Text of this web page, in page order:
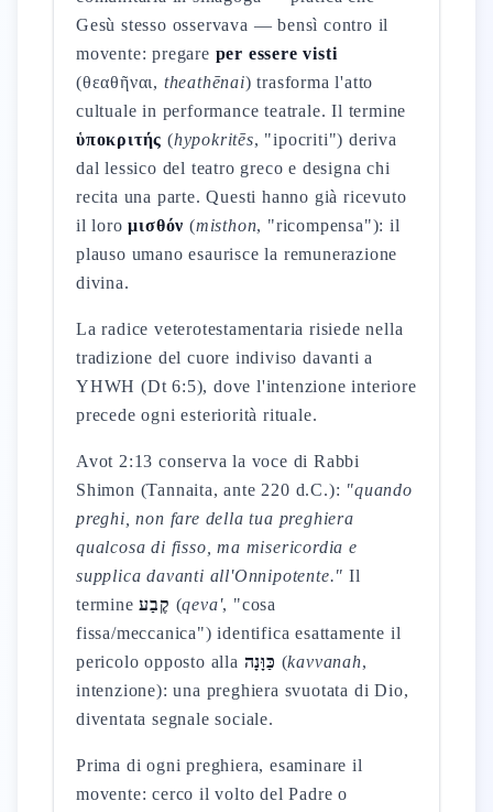
Gesù stesso osservava — bensì contro il
movente: pregare per essere visti
(θεαθῆναι, theathēnai) trasforma l'atto
cultuale in performance teatrale. Il termine
ὑποκριτής (hypokritēs, "ipocriti") deriva
dal lessico del teatro greco e designa chi
recita una parte. Questi hanno già ricevuto
il loroμισθόν (misthon, "ricompensa"): il
plauso umano esaurisce la remunerazione
divina.
La radice veterotestamentaria risiede nella
tradizione del cuore indiviso davanti a
YHWH (Dt 6:5), dove l'intenzione interiore
precede ogni esteriorità rituale.
Avot 2:13 conserva la voce di Rabbi
Shimon (Tannaita, ante 220 d.C.): "quando
preghi, non fare della tua preghiera
qualcosa di fisso, ma misericordia e
supplica davanti all'Onnipotente." Il
termineקֶבַע (qeva', "cosa
fissa/meccanica") identifica esattamente il
pericolo opposto alla כַּוָּנָה (kavvanah,
intenzione): una preghiera svuotata di Dio,
diventata segnale sociale.
Prima di ogni preghiera, esaminare il
movente: cerco il volto del Padre o